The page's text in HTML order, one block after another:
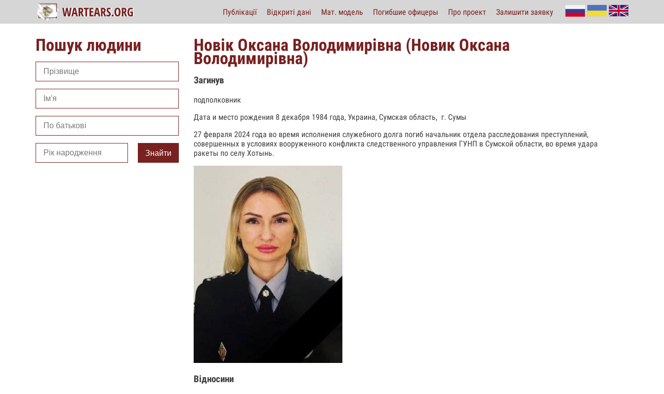
Публікації Відкриті дані Мат. модель Погибшие офицеры Про проект Залишити заявку
Пошук людини
Знайти
Новік Оксана Володимирівна (Новик Оксана
Володимирівна)
Загинув
подполковник
Дата и место рождения 8 декабря 1984 года, Украина, Сумская область, г. Сумы
27 февраля 2024 года во время исполнения служебного долга погиб начальник отдела расследования преступлений,
совершенных в условиях вооруженного конфликта следственного управления ГУНП в Сумской области, во время удара
ракеты по селу Хотынь.
Відносини